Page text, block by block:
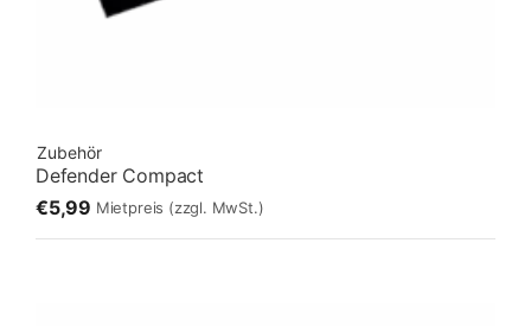
Zubehör
Defender Compact
€5,99 Mietpreis (zzgl. MwSt.)